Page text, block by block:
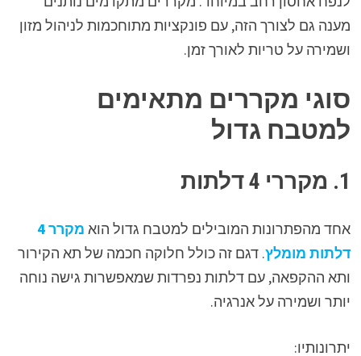
מענה גם לצורך הזה, עם פונקציות מתוחכמות לניהול מזון
ושמירה על טריות לאורך זמן.
סוגי מקררים מתאימים
למטבח גדול
1. מקררי 4 דלתות
אחד מהפתרונות המובילים למטבח גדול הוא
מקרר 4
דלתות מומלץ. דגם זה כולל חלוקה חכמה של תא הקירור
ותא ההקפאה, עם דלתות נפרדות שמאפשרות גישה נוחה
יותר ושמירה על אנרגיה.
יתרונותיו: